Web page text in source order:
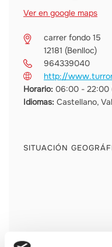
Ver en google maps
carrer fondo 15
12181 (Benlloc)
964339040
http://
Horario: 06:00 - 22:00
Idiomas: Castellano,
SITUACIÓN